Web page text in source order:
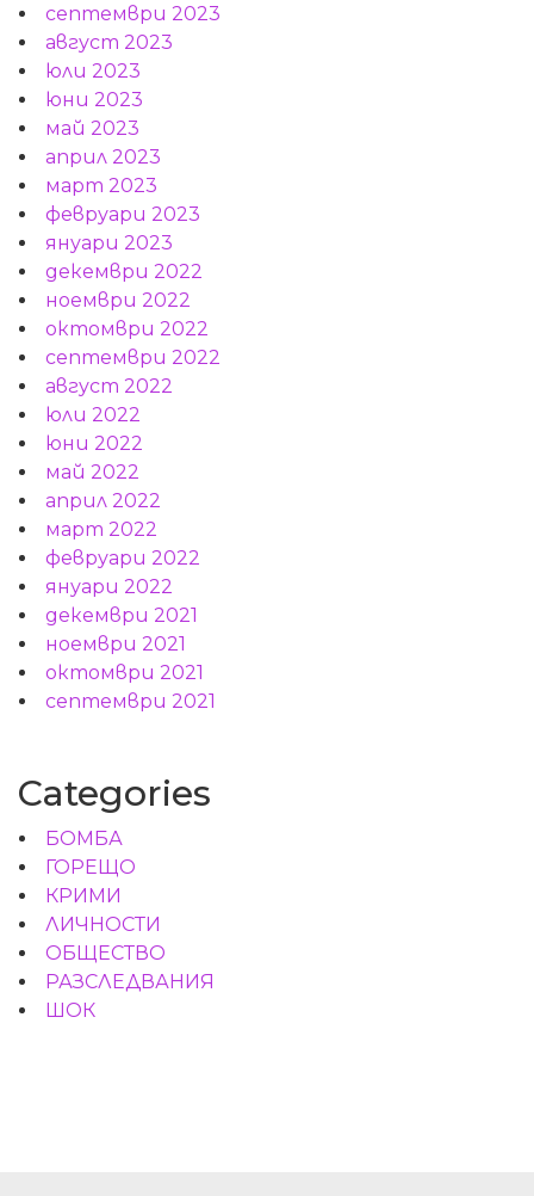
септември 2023
август 2023
юли 2023
юни 2023
май 2023
април 2023
март 2023
февруари 2023
януари 2023
декември 2022
ноември 2022
октомври 2022
септември 2022
август 2022
юли 2022
юни 2022
май 2022
април 2022
март 2022
февруари 2022
януари 2022
декември 2021
ноември 2021
октомври 2021
септември 2021
Categories
БОМБА
ГОРЕЩО
КРИМИ
ЛИЧНОСТИ
ОБЩЕСТВО
РАЗСЛЕДВАНИЯ
ШОК